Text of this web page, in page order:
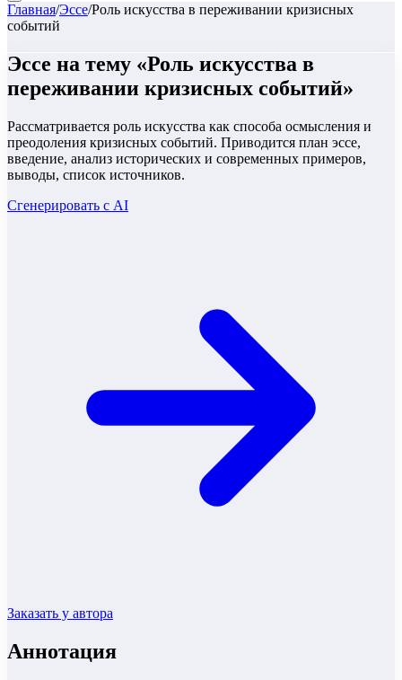
Главная/Эссе/Роль искусства в переживании кризисных
событий
Эссе на тему «Роль искусства в
переживании кризисных событий»
Рассматривается роль искусства как способа осмысления и
преодоления кризисных событий. Приводится план эссе,
введение, анализ исторических и современных примеров,
выводы, список источников.
Сгенерировать с AI
Заказать у автора
Аннотация